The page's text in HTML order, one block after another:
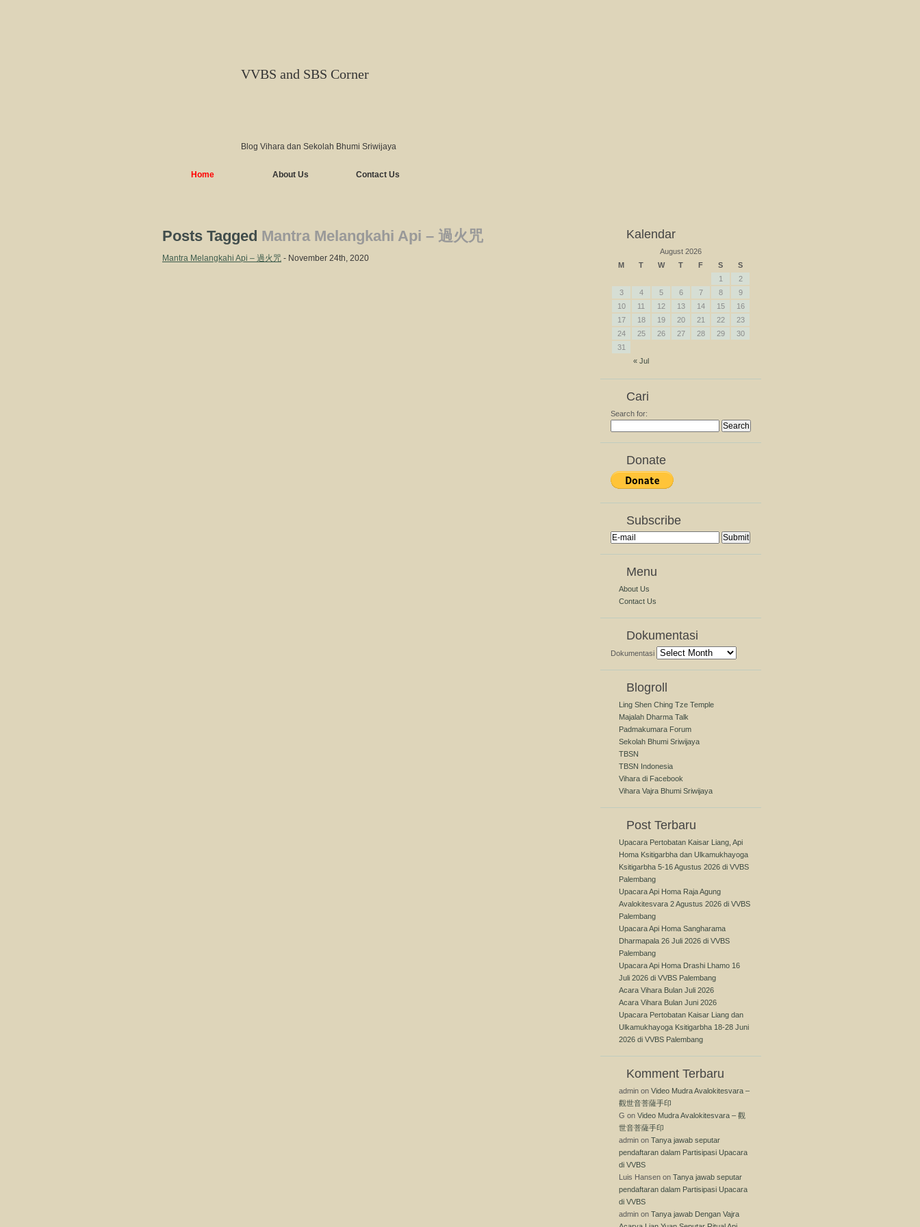
VVBS and SBS Corner
Blog Vihara dan Sekolah Bhumi Sriwijaya
Home About Us Contact Us
Posts Tagged Mantra Melangkahi Api – 過火咒
Mantra Melangkahi Api – 過火咒 - November 24th, 2020
Kalendar
August 2026
M
T W T F S S
« Jul
1
2
3
4 5 6 7 8
9
10
11 12 13 14 15
16
17
18 19 20 21 22
23
24
25 26 27 28 29
30
31
Cari
Search for:
Donate
Subscribe
Menu
About Us
Contact Us
Dokumentasi
Dokumentasi
Blogroll
Ling Shen Ching Tze Temple
Majalah Dharma Talk
Padmakumara Forum
Sekolah Bhumi Sriwijaya
TBSN
TBSN Indonesia
Vihara di Facebook
Vihara Vajra Bhumi Sriwijaya
Post Terbaru
Upacara Pertobatan Kaisar Liang, Api
Homa Ksitigarbha dan Ulkamukhayoga
Ksitigarbha 5-16 Agustus 2026 di VVBS
Palembang
Upacara Api Homa Raja Agung
Avalokitesvara 2 Agustus 2026 di VVBS
Palembang
Upacara Api Homa Sangharama
Dharmapala 26 Juli 2026 di VVBS
Palembang
Upacara Api Homa Drashi Lhamo 16
Juli 2026 di VVBS Palembang
Acara Vihara Bulan Juli 2026
Acara Vihara Bulan Juni 2026
Upacara Pertobatan Kaisar Liang dan
Ulkamukhayoga Ksitigarbha 18-28 Juni
2026 di VVBS Palembang
Komment Terbaru
admin on Video Mudra Avalokitesvara –
觀世音菩薩手印
G on Video Mudra Avalokitesvara – 觀
世音菩薩手印
admin on Tanya jawab seputar
pendaftaran dalam Partisipasi Upacara
di VVBS
Luis Hansen on Tanya jawab seputar
pendaftaran dalam Partisipasi Upacara
di VVBS
admin on Tanya jawab Dengan Vajra